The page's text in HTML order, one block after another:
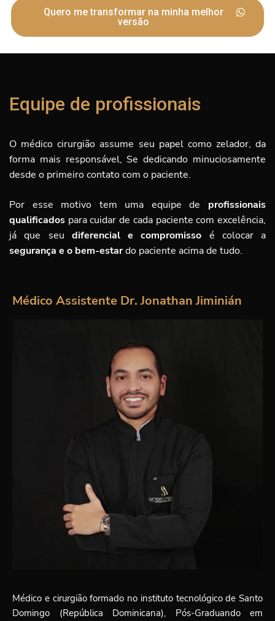
Quero me transformar na minha melhor
versão
Equipe de profissionais
O médico cirurgião assume seu papel como zelador, da
forma mais responsável, Se dedicando minuciosamente
desde o primeiro contato com o paciente.
Por esse motivo tem uma equipe de profissionais
qualificados para cuidar de cada paciente com excelência,
já que seu diferencial e compromisso é colocar a
segurança e o bem-estardo paciente acima de tudo.
Médico Assistente Dr. Jonathan Jiminián
Médico e cirurgião formado no instituto tecnológico de Santo
Domingo (República Dominicana), Pós-Graduando em